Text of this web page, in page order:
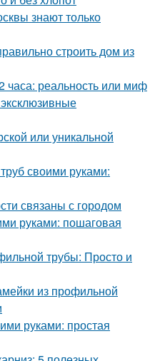
знают только
строить дом из
часа: реальность или миф
или уникальной
своими руками:
связаны с городом
руками: пошаговая
трубы: Просто и
из профильной
руками: простая